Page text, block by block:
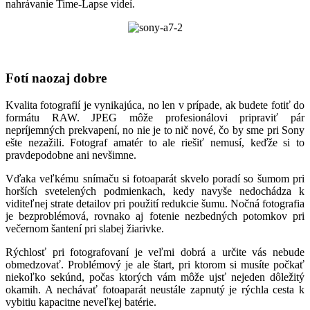
nahrávanie Time-Lapse videí.
Fotí naozaj dobre
Kvalita fotografií je vynikajúca, no len v prípade, ak budete fotiť do
formátu RAW. JPEG môže profesionálovi pripraviť pár
nepríjemných prekvapení, no nie je to nič nové, čo by sme pri Sony
ešte nezažili. Fotograf amatér to ale riešiť nemusí, keďže si to
pravdepodobne ani nevšimne.
Vďaka veľkému snímaču si fotoaparát skvelo poradí so šumom pri
horších svetelených podmienkach, kedy navyše nedochádza k
viditeľnej strate detailov pri použití redukcie šumu. Nočná fotografia
je bezproblémová, rovnako aj fotenie nezbedných potomkov pri
večernom šantení pri slabej žiarivke.
Rýchlosť pri fotografovaní je veľmi dobrá a určite vás nebude
obmedzovať. Problémový je ale štart, pri ktorom si musíte počkať
niekoľko sekúnd, počas ktorých vám môže ujsť nejeden dôležitý
okamih. A nechávať fotoaparát neustále zapnutý je rýchla cesta k
vybitiu kapacitne neveľkej batérie.